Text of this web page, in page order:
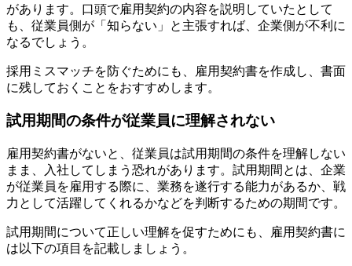
があります。口頭で雇用契約の内容を説明していたとして
も、従業員側が「知らない」と主張すれば、企業側が不利に
なるでしょう。
採用ミスマッチを防ぐためにも、雇用契約書を作成し、書面
に残しておくことをおすすめします。
試用期間の条件が従業員に理解されない
雇用契約書がないと、従業員は試用期間の条件を理解しない
まま、入社してしまう恐れがあります。試用期間とは、企業
が従業員を雇用する際に、業務を遂行する能力があるか、戦
力として活躍してくれるかなどを判断するための期間です。
試用期間について正しい理解を促すためにも、雇用契約書に
は以下の項目を記載しましょう。